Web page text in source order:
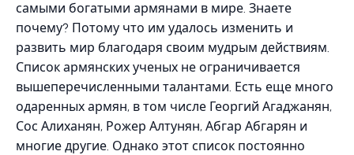
самыми богатыми армянами в мире. Знаете
почему? Потому что им удалось изменить и
развить мир благодаря своим мудрым действиям.
Список армянских ученых не ограничивается
вышеперечисленными талантами. Есть еще много
одаренных армян, в том числе Георгий Агаджанян,
Сос Алиханян, Рожер Алтунян, Абгар Абгарян и
многие другие. Однако этот список постоянно